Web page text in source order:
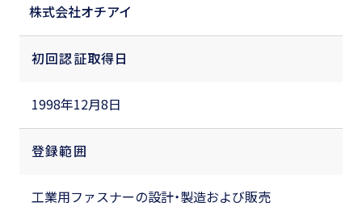
株式会社オチアイ
初回認証取得日
1998年12月8日
登録範囲
工業用ファスナーの設計・製造および販売